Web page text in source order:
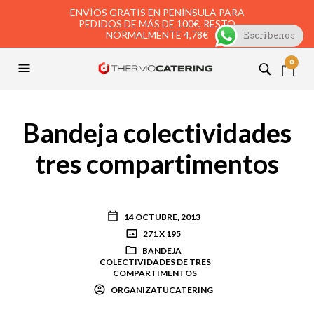
ENVÍOS GRATIS EN PENÍNSULA PARA
PEDIDOS DE MÁS DE 100€, RESTO
NORMALMENTE 4,78€
0
Bandeja colectividades
tres compartimentos
14 OCTUBRE, 2013
271 X 195
BANDEJA
COLECTIVIDADES DE TRES
COMPARTIMENTOS
ORGANIZATUCATERING
Escríbenos